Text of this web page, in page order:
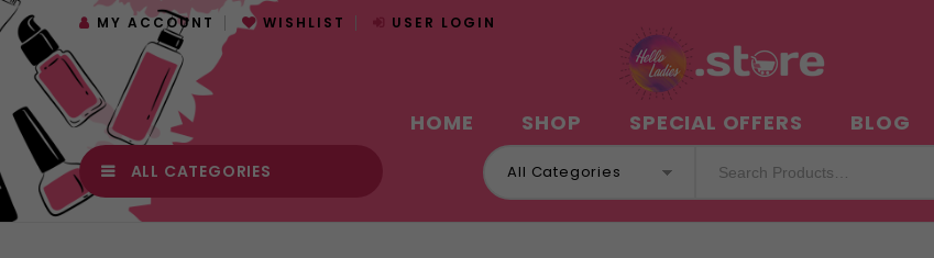
MY ACCOUNT WISHLIST USER LOGIN
HOME SHOP SPECIAL OFFERS BLOG
ALL CATEGORIES All Categories